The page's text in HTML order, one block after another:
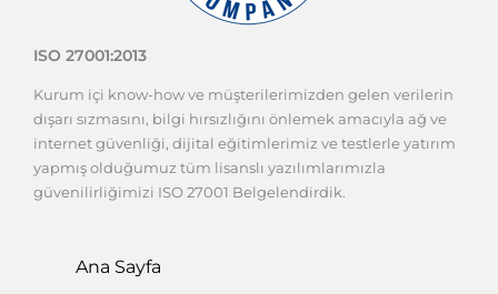
ISO 27001:2013
Kurum içi know-how ve müşterilerimizden gelen verilerin
dışarı sızmasını, bilgi hırsızlığını önlemek amacıyla ağ ve
internet güvenliği, dijital eğitimlerimiz ve testlerle yatırım
yapmış olduğumuz tüm lisanslı yazılımlarımızla
güvenilirliğimizi ISO 27001 Belgelendirdik.
Ana Sayfa